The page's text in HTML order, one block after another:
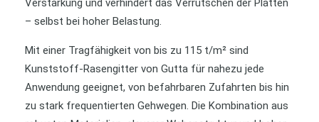
Verstärkung und verhindert das Verrutschen der Platten
– selbst bei hoher Belastung.
Mit einer Tragfähigkeit von bis zu 115 t/m² sind
Kunststoff-Rasengitter von Gutta für nahezu jede
Anwendung geeignet, von befahrbaren Zufahrten bis hin
zu stark frequentierten Gehwegen. Die Kombination aus